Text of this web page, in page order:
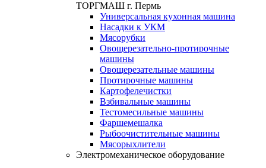
ТОРГМАШ г. Пермь
Универсальная кухонная машина
Насадки к УКМ
Мясорубки
Овощерезательно-протирочные
машины
Овощерезательные машины
Протирочные машины
Картофелечистки
Взбивальные машины
Тестомесильные машины
Фаршемешалка
Рыбоочистительные машины
Мясорыхлители
Электромеханическое оборудование